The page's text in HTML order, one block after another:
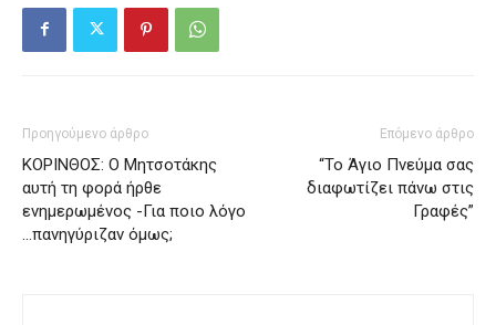
Προηγούμενο άρθρο
ΚΟΡΙΝΘΟΣ: Ο Μητσοτάκης
αυτή τη φορά ήρθε
ενημερωμένος -Για ποιο λόγο
…πανηγύριζαν όμως;
Επόμενο άρθρο
“Το Άγιο Πνεύμα σας
διαφωτίζει πάνω στις
Γραφές”